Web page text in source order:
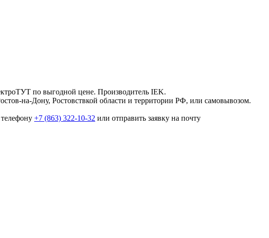
по выгодной цене. Производитель IEK.
на-Дону, Ростовствкой области и территории РФ, или самовывозом.
+7 (863) 322-10-32 или отправить заявку на почту